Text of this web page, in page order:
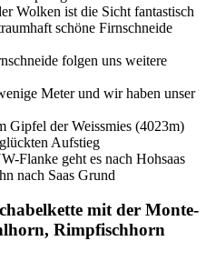
mit der Monte-
Rimpfischhorn